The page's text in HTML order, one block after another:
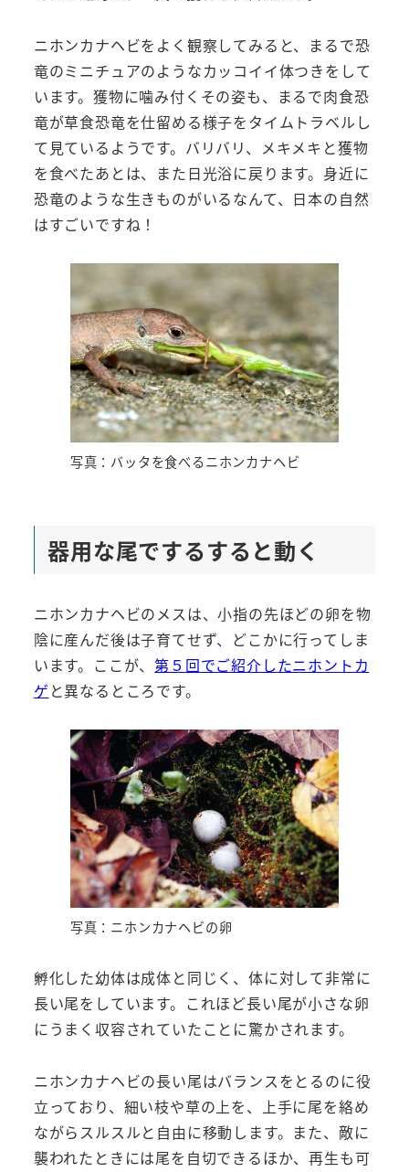
ニホンカナヘビをよく観察してみると、まるで恐
竜のミニチュアのようなカッコイイ体つきをして
います。獲物に噛み付くその姿も、まるで肉食恐
竜が草食恐竜を仕留める様子をタイムトラベルし
て見ているようです。バリバリ、メキメキと獲物
を食べたあとは、また日光浴に戻ります。身近に
恐竜のような生きものがいるなんて、日本の自然
はすごいですね！
写真：バッタを食べるニホンカナヘビ
器用な尾でするすると動く
ニホンカナヘビのメスは、小指の先ほどの卵を物
陰に産んだ後は子育てせず、どこかに行ってしま
います。ここが、第５回でご紹介したニホントカ
ゲ と異なるところです。
写真：ニホンカナヘビの卵
孵化した幼体は成体と同じく、体に対して非常に
長い尾をしています。これほど長い尾が小さな卵
にうまく収容されていたことに驚かされます。
ニホンカナヘビの長い尾はバランスをとるのに役
立っており、細い枝や草の上を、上手に尾を絡め
ながらスルスルと自由に移動します。また、敵に
襲われたときには尾を自切できるほか、再生も可